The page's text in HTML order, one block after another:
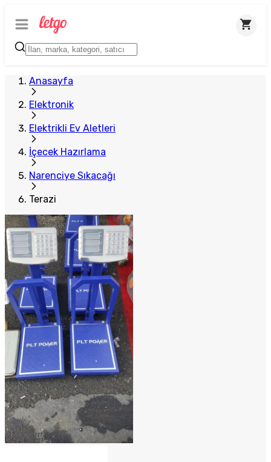
Anasayfa
Elektronik
Elektrikli Ev Aletleri
İçecek Hazırlama
Narenciye Sıkacağı
Terazi
Plus Satıcı